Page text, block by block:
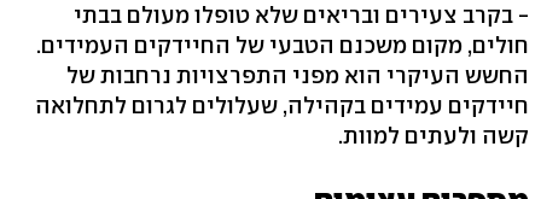
- בקרב צעירים ובריאים שלא טופלו מעולם בבתי
חולים, מקום משכנם הטבעי של החיידקים העמידים.
החשש העיקרי הוא מפני התפרצויות נרחבות של
חיידקים עמידים בקהילה, שעלולים לגרום לתחלואה
קשה ולעתים למוות.